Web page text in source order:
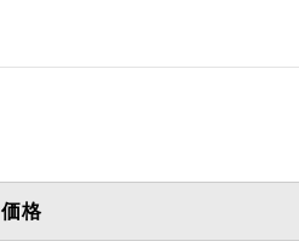
価格